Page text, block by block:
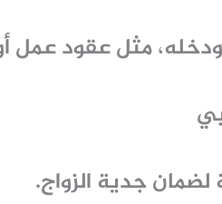
مثل عقود عمل
جدية الزواج.